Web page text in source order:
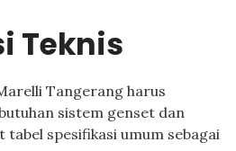
Teknis
Tangerang harus
sistem genset dan
tabel spesifikasi umum sebagai